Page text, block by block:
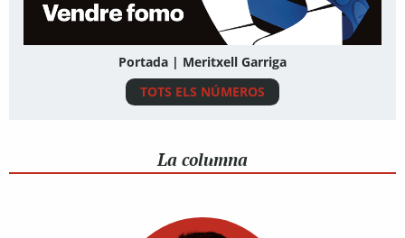
Portada | Meritxell Garriga
TOTS ELS NÚMEROS
La columna